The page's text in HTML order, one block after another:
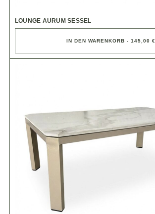
LOUNGE AURUM SESSEL
IN DEN WARENKORB - 145,00 €